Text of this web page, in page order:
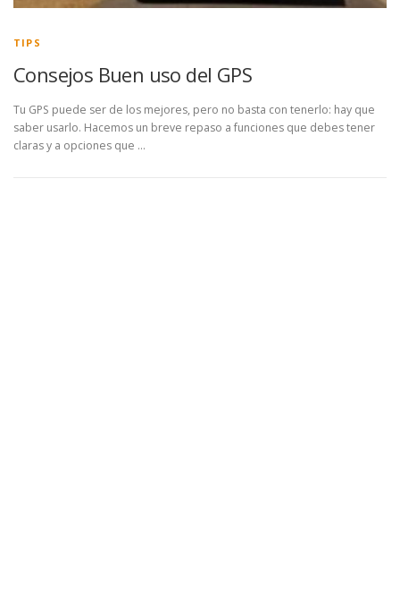
TIPS
Consejos Buen uso del GPS
Tu GPS puede ser de los mejores, pero no basta con tenerlo: hay que
saber usarlo. Hacemos un breve repaso a funciones que debes tener
claras y a opciones que …